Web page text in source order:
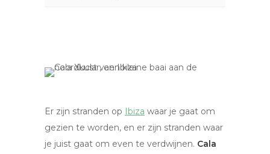
Er zijn stranden op Ibiza waar je gaat om
gezien te worden, en er zijn stranden waar
je juist gaat om even te verdwijnen. Cala